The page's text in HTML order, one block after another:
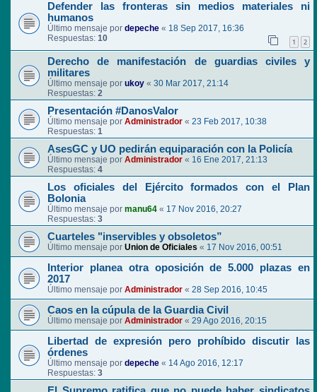
Defender las fronteras sin medios materiales ni
humanos
Último mensaje por depeche « 18 Sep 2017, 16:36
Respuestas: 10 1 2
Derecho de manifestación de guardias civiles y
militares
Último mensaje por ukoy « 30 Mar 2017, 21:14
Respuestas: 2
Presentación #DanosValor
Último mensaje por Administrador « 23 Feb 2017, 10:38
Respuestas: 1
AsesGC y UO pedirán equiparación con la Policía
Último mensaje por Administrador « 16 Ene 2017, 21:13
Respuestas: 4
Los oficiales del Ejército formados con el Plan
Bolonia
Último mensaje por manu64 « 17 Nov 2016, 20:27
Respuestas: 3
Cuarteles "inservibles y obsoletos”
Último mensaje por Union de Oficiales « 17 Nov 2016, 00:51
Interior planea otra oposición de 5.000 plazas en
2017
Último mensaje por Administrador « 28 Sep 2016, 10:45
Caos en la cúpula de la Guardia Civil
Último mensaje por Administrador « 29 Ago 2016, 20:15
Libertad de expresión pero prohíbido discutir las
órdenes
Último mensaje por depeche « 14 Ago 2016, 12:17
Respuestas: 3